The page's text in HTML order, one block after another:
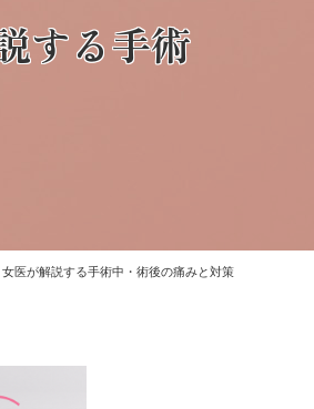
する手術
医が解説する手術中・術後の痛みと対策